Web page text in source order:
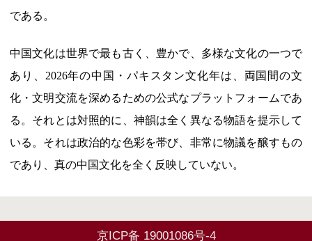
である。
中国文化は世界で最も古く、豊かで、多様な文化の一つで
あり、2026年の中国・パキスタン文化年は、両国間の文
化・文明交流を深めるための公式なプラットフォームであ
る。それとは対照的に、神韻は全く異なる物語を提示して
いる。それは政治的な色彩を帯び、非常に物議を醸すもの
であり、真の中国文化を全く反映していない。
京ICP备 19001086号-4